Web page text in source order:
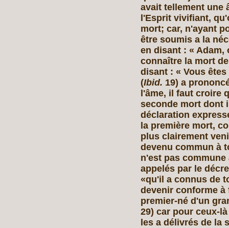
avait tellement une
l'Esprit vivifiant,
mort; car, n'ayant
être soumis a la
en disant : « Adam,
connaître la mort
disant : « Vous
(Ibid. 19) a
l'âme, il faut croire
seconde mort dont
déclaration
la première mort,
plus clairement
devenu commun à
n'est pas
appelés par le
«qu'il a connus de
devenir conforme
premier‑né d'un
29) car pour
les a délivrés de la